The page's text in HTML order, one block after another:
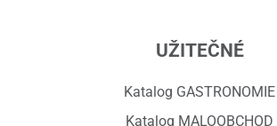
UŽITEČNÉ
Katalog GASTRONOMIE
Katalog MALOOBCHOD